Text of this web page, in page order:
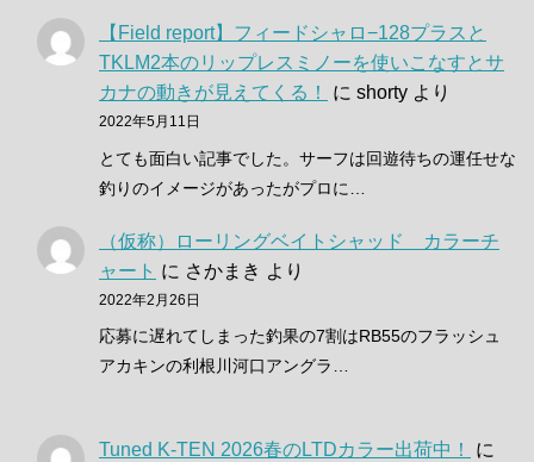
【Field report】フィードシャロ−128プラスと
TKLM2本のリップレスミノーを使いこなすとサ
カナの動きが見えてくる！
に shorty より
2022年5月11日
とても面白い記事でした。サーフは回遊待ちの運任せな
釣りのイメージがあったがプロに…
（仮称）ローリングベイトシャッド カラーチ
ャート に さかまき より
2022年2月26日
応募に遅れてしまった釣果の7割はRB55のフラッシュ
アカキンの利根川河口アングラ…
Tuned K-TEN 2026春のLTDカラー出荷中！
に